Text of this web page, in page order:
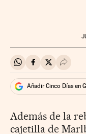
Compartir en
Compartir en
Compartir
Añadir Cinco Días en
Además de la
cajetilla de